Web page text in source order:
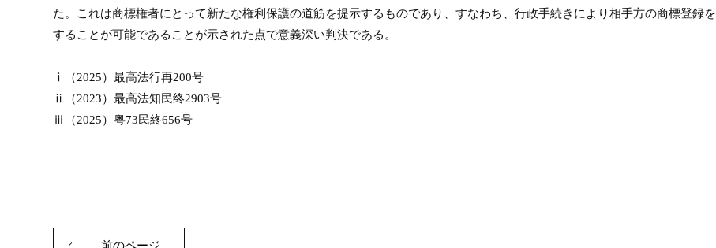
た。これは商標権者にとって新たな権利保護の道筋を提示するものであり、すなわち、行政手続きにより相手方の商標登録
することが可能であることが示された点で意義深い判決である。
ⅰ
（2025）最高法行再200号
ⅱ
（2023）最高法知民终2903号
ⅲ
（2025）粤73民終656号
前のページ